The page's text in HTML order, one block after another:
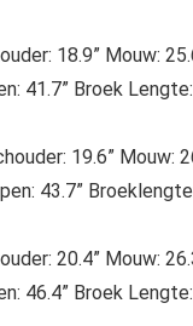
18.9” Mouw:
41.7” Broek
19.6” Mouw:
43.7”
20.4” Mouw:
46.4” Broek